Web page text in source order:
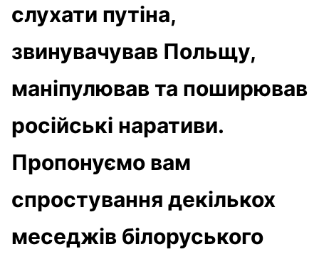
слухати путіна,
звинувачував Польщу,
маніпулював та поширював
російські наративи.
Пропонуємо вам
спростування декількох
меседжів білоруського